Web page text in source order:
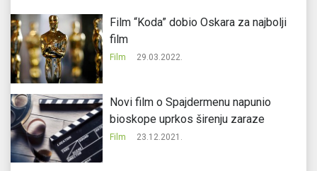
Film “Koda” dobio Oskara za najbolji
film
Film 29.03.2022.
Novi film o Spajdermenu napunio
bioskope uprkos širenju zaraze
Film 23.12.2021.